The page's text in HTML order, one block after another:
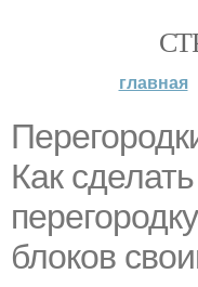
главная
Как
блоков